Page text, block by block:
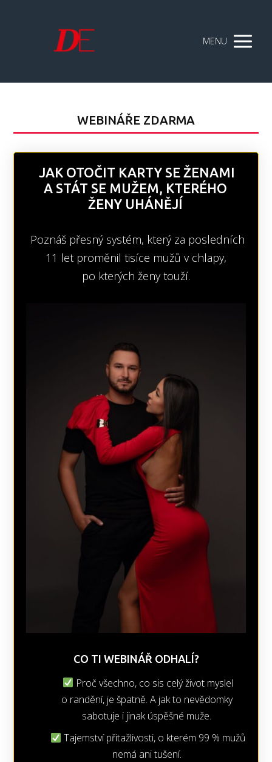
MENU
WEBINÁŘE ZDARMA
JAK OTOČIT KARTY SE ŽENAMI
A STÁT SE MUŽEM, KTERÉHO
ŽENY UHÁNĚJÍ
Poznáš přesný systém, který za posledních
11 let proměnil tisíce mužů v chlapy,
po kterých ženy touží.
CO TI WEBINÁŘ ODHALÍ?
Proč všechno, co sis celý život myslel
o randění, je špatně. A jak to nevědomky
sabotuje i jinak úspěšné muže.
Tajemství přitažlivosti, o kterém 99 % mužů
nemá ani tušení.